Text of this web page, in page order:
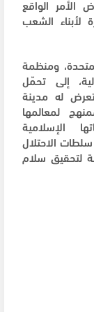
الواقع
لأبناء الشعب
ومنظمة
إلى تحمّل
له مدينة
لمعالمها
الإسلامية
الاحتلال
لتحقيق سلام